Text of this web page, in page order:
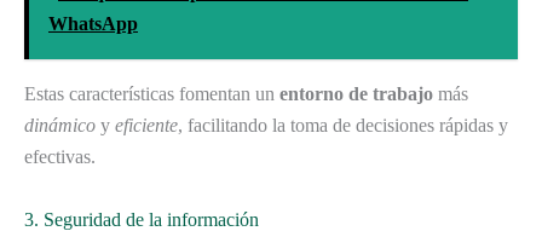
WhatsApp
Estas características fomentan un entorno de trabajo más
dinámico y eficiente, facilitando la toma de decisiones rápidas y
efectivas.
3. Seguridad de la información